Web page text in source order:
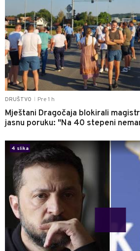
DRUŠTVO Pre 1 h
Mještani Dragočaja blokirali
jasnu poruku: "Na 40 stepeni
4 slika